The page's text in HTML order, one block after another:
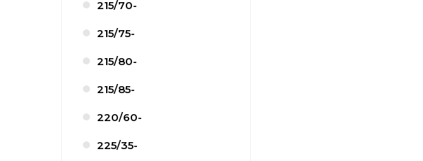
215/70-
215/75-
215/80-
215/85-
220/60-
225/35-